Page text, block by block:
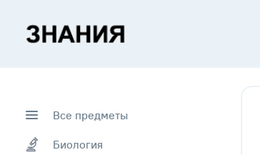
Все предметы
Биология